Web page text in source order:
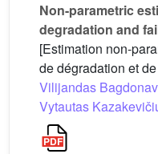
Non-parametric
degradation and
[Estimation non-
de dégradation et
Vilijandas
Vytautas